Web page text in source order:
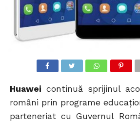
Huawei continuă sprijinul
români prin programe
parteneriat cu Guvernul